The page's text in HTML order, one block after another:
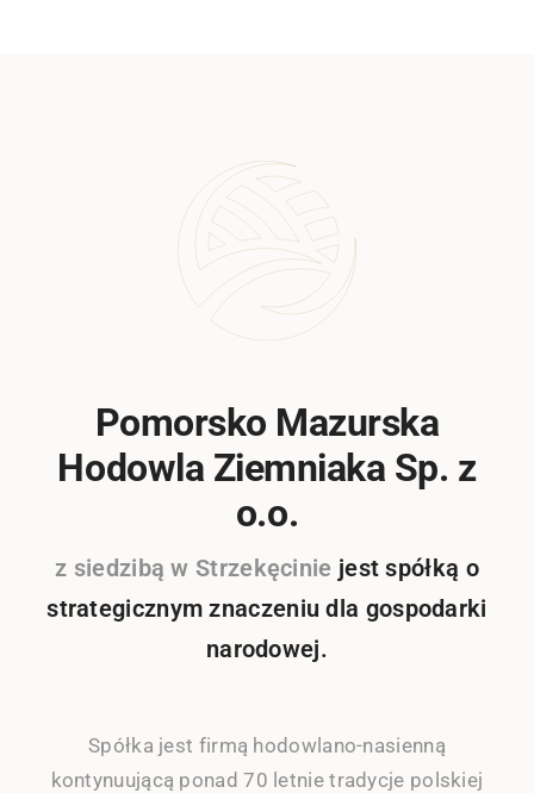
Pomorsko Mazurska
Hodowla Ziemniaka Sp. z
o.o.
z siedzibą w Strzekęcinie jest spółką o
strategicznym znaczeniu dla gospodarki
narodowej.
Spółka jest firmą hodowlano-nasienną
kontynuującą ponad 70 letnie tradycje polskiej